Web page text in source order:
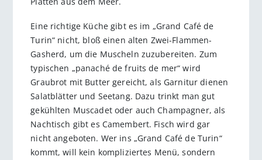
Eine richtige Küche gibt es im „Grand Café de
Turin“ nicht, bloß einen alten Zwei-Flammen-
Gasherd, um die Muscheln zuzubereiten. Zum
typischen „panaché de fruits de mer“ wird
Graubrot mit Butter gereicht, als Garnitur dienen
Salatblätter und Seetang. Dazu trinkt man gut
gekühlten Muscadet oder auch Champagner, als
Nachtisch gibt es Camembert. Fisch wird gar
nicht angeboten. Wer ins „Grand Café de Turin“
kommt, will kein kompliziertes Menü, sondern